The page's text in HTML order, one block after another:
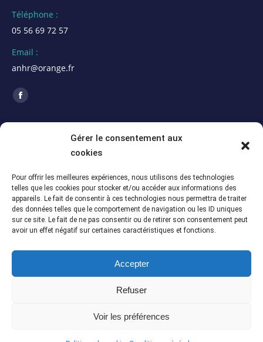
Gérer le consentement aux
cookies
Pour offrir les meilleures expériences, nous utilisons des technologies
telles que les cookies pour stocker et/ou accéder aux informations des
appareils. Le fait de consentir à ces technologies nous permettra de traiter
des données telles que le comportement de navigation ou les ID uniques
sur ce site. Le fait de ne pas consentir ou de retirer son consentement peut
avoir un effet négatif sur certaines caractéristiques et fonctions.
Accepter
Refuser
Voir les préférences
Téléphone :
05 56 69 72 57
Email :
anhr@orange.fr
Trouvez nous sur :
La
une
nouvelle
fenêtre
Assemblée Générale 2026 de la section Alpes
5 juillet 2026
Assemblée Générale du 12 juin 2026 – Section
Meuse-Marne (55-51)
5 juillet 2026
Meuse-Marne (55-51)